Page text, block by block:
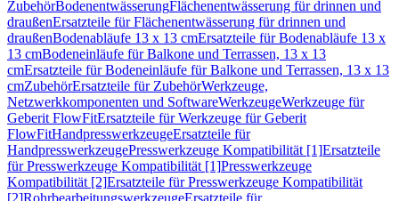
ZubehörBodenentwässerungFlächenentwässerung für drinnen und
draußenErsatzteile für Flächenentwässerung für drinnen und
draußenBodenabläufe 13 x 13 cmErsatzteile für Bodenabläufe 13 x
13 cmBodeneinläufe für Balkone und Terrassen, 13 x 13
cmErsatzteile für Bodeneinläufe für Balkone und Terrassen, 13 x 13
cmZubehörErsatzteile für ZubehörWerkzeuge,
Netzwerkkomponenten und SoftwareWerkzeugeWerkzeuge für
Geberit FlowFitErsatzteile für Werkzeuge für Geberit
FlowFitHandpresswerkzeugeErsatzteile für
HandpresswerkzeugePresswerkzeuge Kompatibilität [1]Ersatzteile
für Presswerkzeuge Kompatibilität [1]Presswerkzeuge
Kompatibilität [2]Ersatzteile für Presswerkzeuge Kompatibilität
[2]RohrbearbeitungswerkzeugeErsatzteile für